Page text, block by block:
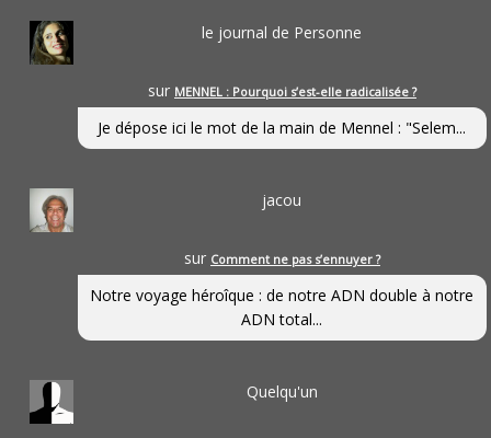
le journal de Personne
sur MENNEL : Pourquoi s’est-elle radicalisée ?
Je dépose ici le mot de la main de Mennel : "Selem...
jacou
sur Comment ne pas s’ennuyer ?
Notre voyage héroîque : de notre ADN double à notre
ADN total...
Quelqu'un